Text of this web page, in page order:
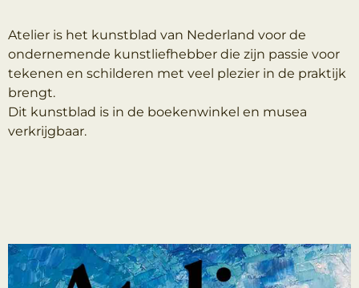
Atelier is het kunstblad van Nederland voor de
ondernemende kunstliefhebber die zijn passie voor
tekenen en schilderen met veel plezier in de praktijk
brengt.
Dit kunstblad is in de boekenwinkel en musea
verkrijgbaar.